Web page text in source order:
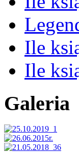
Ile
Ile
Galeria